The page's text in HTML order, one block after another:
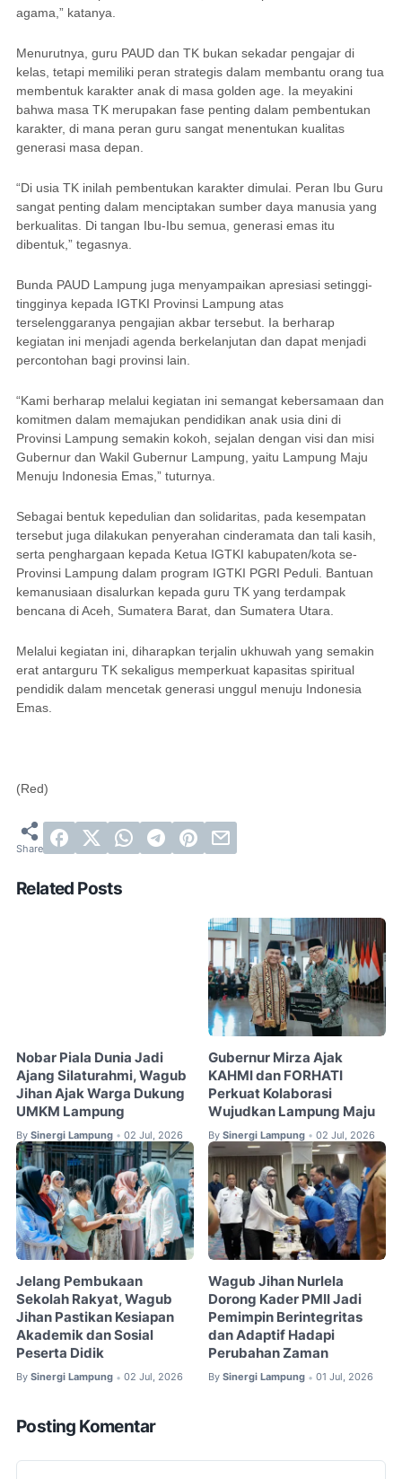
agama,” katanya.
Menurutnya, guru PAUD dan TK bukan sekadar pengajar di
kelas, tetapi memiliki peran strategis dalam membantu orang tua
membentuk karakter anak di masa golden age. Ia meyakini
bahwa masa TK merupakan fase penting dalam pembentukan
karakter, di mana peran guru sangat menentukan kualitas
generasi masa depan.
“Di usia TK inilah pembentukan karakter dimulai. Peran Ibu Guru
sangat penting dalam menciptakan sumber daya manusia yang
berkualitas. Di tangan Ibu-Ibu semua, generasi emas itu
dibentuk,” tegasnya.
Bunda PAUD Lampung juga menyampaikan apresiasi setinggi-
tingginya kepada IGTKI Provinsi Lampung atas
terselenggaranya pengajian akbar tersebut. Ia berharap
kegiatan ini menjadi agenda berkelanjutan dan dapat menjadi
percontohan bagi provinsi lain.
“Kami berharap melalui kegiatan ini semangat kebersamaan dan
komitmen dalam memajukan pendidikan anak usia dini di
Provinsi Lampung semakin kokoh, sejalan dengan visi dan misi
Gubernur dan Wakil Gubernur Lampung, yaitu Lampung Maju
Menuju Indonesia Emas,” tuturnya.
Sebagai bentuk kepedulian dan solidaritas, pada kesempatan
tersebut juga dilakukan penyerahan cinderamata dan tali kasih,
serta penghargaan kepada Ketua IGTKI kabupaten/kota se-
Provinsi Lampung dalam program IGTKI PGRI Peduli. Bantuan
kemanusiaan disalurkan kepada guru TK yang terdampak
bencana di Aceh, Sumatera Barat, dan Sumatera Utara.
Melalui kegiatan ini, diharapkan terjalin ukhuwah yang semakin
erat antarguru TK sekaligus memperkuat kapasitas spiritual
pendidik dalam mencetak generasi unggul menuju Indonesia
Emas.
(Red)
Related Posts
Nobar Piala Dunia Jadi
Ajang Silaturahmi, Wagub
Jihan Ajak Warga Dukung
UMKM Lampung
By Sinergi Lampung • 02 Jul, 2026
Gubernur Mirza Ajak
KAHMI dan FORHATI
Perkuat Kolaborasi
Wujudkan Lampung Maju
By Sinergi Lampung • 02 Jul, 2026
Jelang Pembukaan
Sekolah Rakyat, Wagub
Jihan Pastikan Kesiapan
Akademik dan Sosial
Peserta Didik
By Sinergi Lampung • 02 Jul, 2026
Wagub Jihan Nurlela
Dorong Kader PMII Jadi
Pemimpin Berintegritas
dan Adaptif Hadapi
Perubahan Zaman
By Sinergi Lampung • 01 Jul, 2026
Posting Komentar